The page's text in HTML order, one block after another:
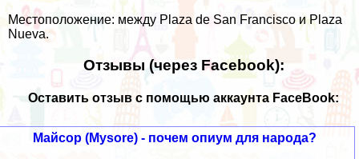
Местоположение: между Plaza de San Francisco и Plaza
Nueva.
Отзывы (через Facebook):
Оставить отзыв с помощью аккаунта FaceBook:
Майсор (Mysore) - почем опиум для народа?